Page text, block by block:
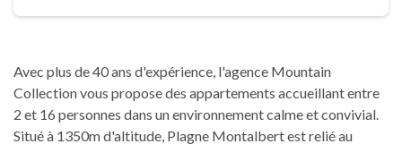
Avec plus de 40 ans d'expérience, l'agence Mountain
Collection vous propose des appartements accueillant entre
2 et 16 personnes dans un environnement calme et convivial.
Situé à 1350m d'altitude, Plagne Montalbert est relié au